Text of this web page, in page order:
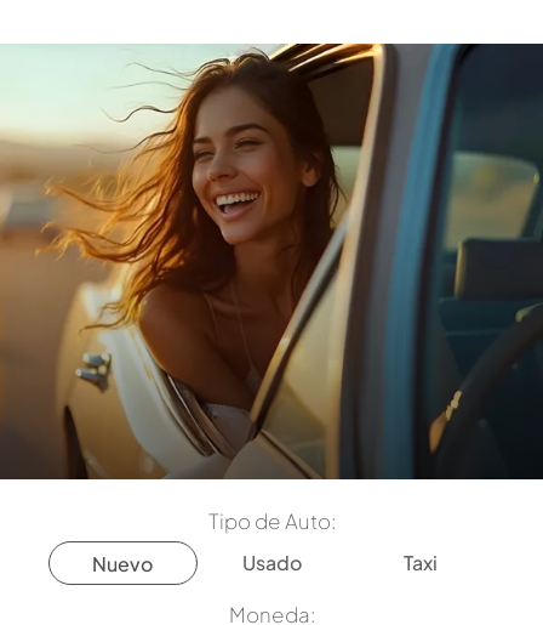
Tipo de Auto:
Nuevo
Usado Taxi
Moneda: